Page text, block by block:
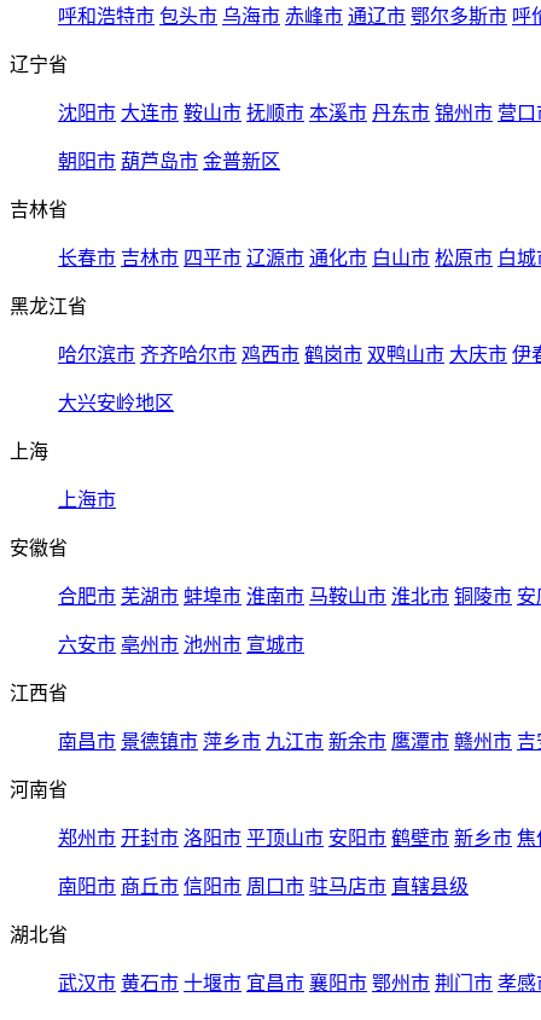
呼和浩特市 包头市 乌海市 赤峰市 通辽市 鄂尔多斯市 呼
辽宁省
沈阳市 大连市 鞍山市 抚顺市 本溪市 丹东市 锦州市 营口
朝阳市 葫芦岛市 金普新区
吉林省
长春市 吉林市 四平市 辽源市 通化市 白山市 松原市 白城
黑龙江省
哈尔滨市 齐齐哈尔市 鸡西市 鹤岗市 双鸭山市 大庆市 伊
大兴安岭地区
上海
上海市
安徽省
合肥市 芜湖市 蚌埠市 淮南市 马鞍山市 淮北市 铜陵市 安
六安市 亳州市 池州市 宣城市
江西省
南昌市 景德镇市 萍乡市 九江市 新余市 鹰潭市 赣州市 吉
河南省
郑州市 开封市 洛阳市 平顶山市 安阳市 鹤壁市 新乡市 焦
南阳市 商丘市 信阳市 周口市 驻马店市 直辖县级
湖北省
武汉市 黄石市 十堰市 宜昌市 襄阳市 鄂州市 荆门市 孝感